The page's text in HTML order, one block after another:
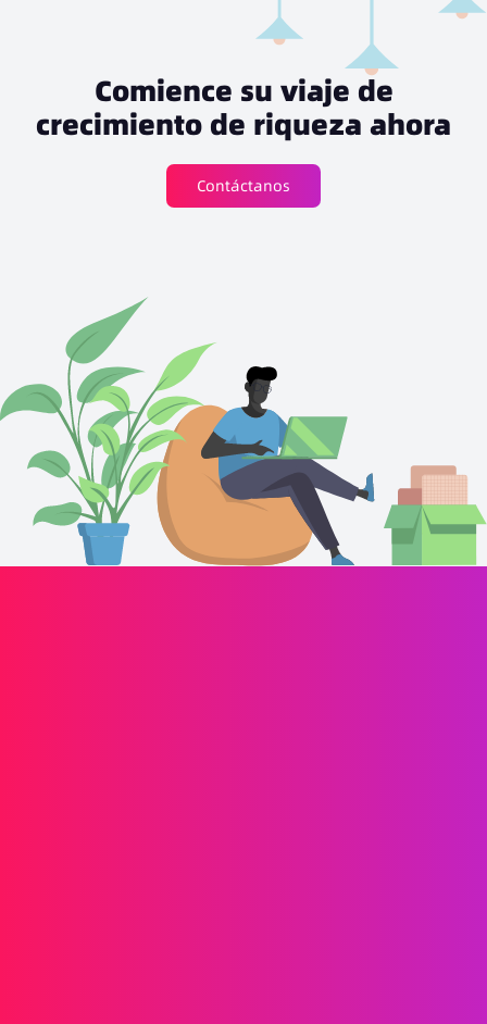
Comience su viaje de
crecimiento de riqueza ahora
Contáctanos